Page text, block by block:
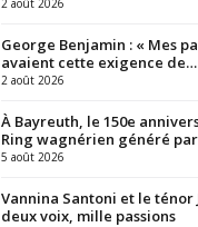
2 août 2026
George Benjamin : « Mes
avaient cette exigence de…
2 août 2026
À Bayreuth, le 150e
Ring wagnérien généré
5 août 2026
Vannina Santoni et le ténor
deux voix, mille passions